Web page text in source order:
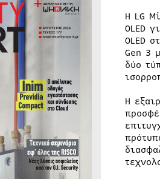
Η LG
OLED
OLED
Gen 3
δύο
Η